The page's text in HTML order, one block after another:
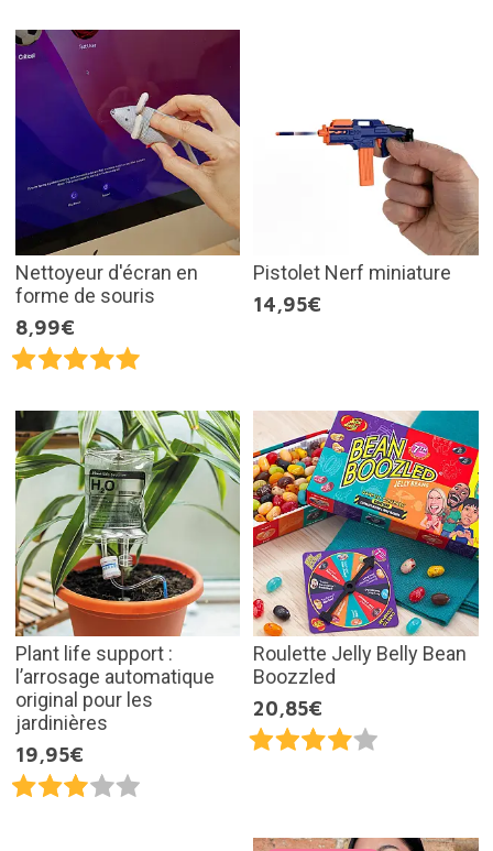
Nettoyeur d'écran en
forme de souris
8,99€
Pistolet Nerf miniature
14,95€
Plant life support :
l’arrosage automatique
original pour les
jardinières
19,95€
Roulette Jelly Belly Bean
Boozzled
20,85€